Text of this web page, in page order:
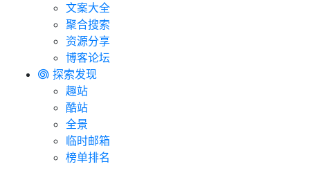
文案大全
聚合搜索
资源分享
博客论坛
探索发现
趣站
酷站
全景
临时邮箱
榜单排名